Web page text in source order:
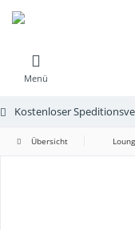
Menü
Kostenloser
Übersicht